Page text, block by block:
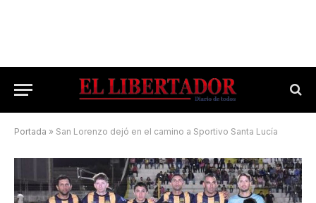
Portada » San Lorenzo dejó en el camino a Sportivo Santa Lucía